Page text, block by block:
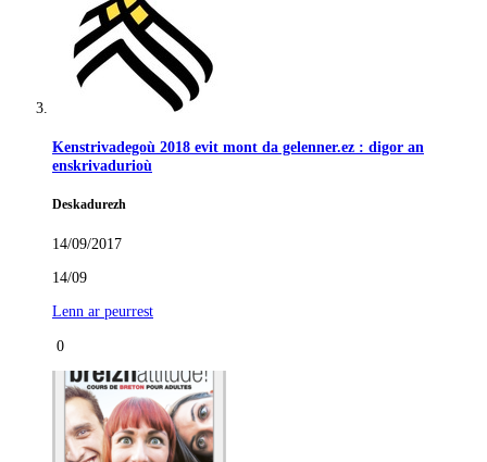
Kenstrivadegoù 2018 evit mont da gelenner.ez : digor an
enskrivadurioù
Deskadurezh
14/09/2017
14/09
Lenn ar peurrest
0